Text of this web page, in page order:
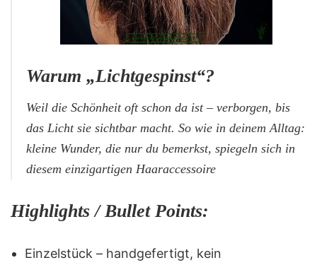
Warum „Lichtgespinst“?
Weil die Schönheit oft schon da ist – verborgen, bis
das Licht sie sichtbar macht. So wie in deinem Alltag:
kleine Wunder, die nur du bemerkst, spiegeln sich in
diesem einzigartigen Haaraccessoire
Highlights / Bullet Points:
Einzelstück – handgefertigt, kein